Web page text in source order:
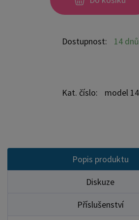
látka polštářku je vyrobena z
ve spolupráci s dermatology pro
Prodyšná mikrovlákna tkaniny
Bezpečnostní mantinel se záhlavníkem
60x40 cm z antialergických mikrovláken
90x120 cm z antialergických
Dostupnost: 14 dnů
Kat. číslo: model 14
Popis produktu
Diskuze
Příslušenství